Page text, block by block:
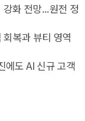
화 전망...원전 정
복과 뷰티 영역
에도 AI 신규 고객